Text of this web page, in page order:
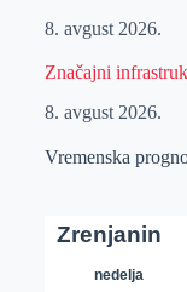
8. avgust 2026.
Značajni
8. avgust 2026.
Vremenska